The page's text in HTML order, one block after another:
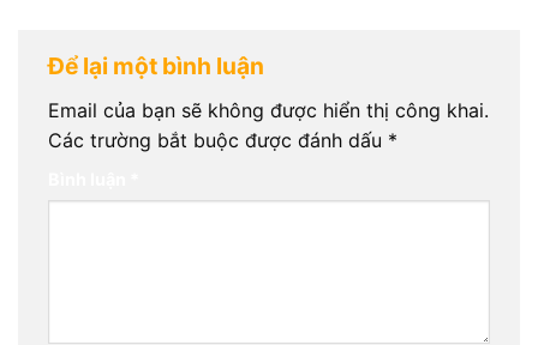
Để lại một bình luận
Email của bạn sẽ không được hiển thị công khai.
Các trường bắt buộc được đánh dấu *